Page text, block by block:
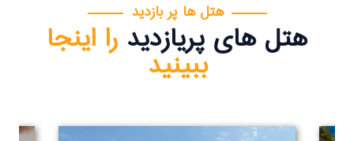
هتل ها پر بازدید
هتل های پریازدید را اینجا
ببینید